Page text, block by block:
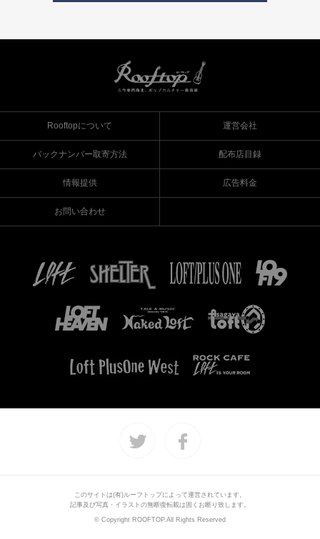
Rooftopについて 運営会社
バックナンバー取寄方法 配布店目録
情報提供 広告料金
お問い合わせ
このサイトは(有)ルーフトップによって運営されています。
記事及び写真・イラストの無断復転載は固くお断り致します。
© Copyright ROOFTOP.All Rights Reserved